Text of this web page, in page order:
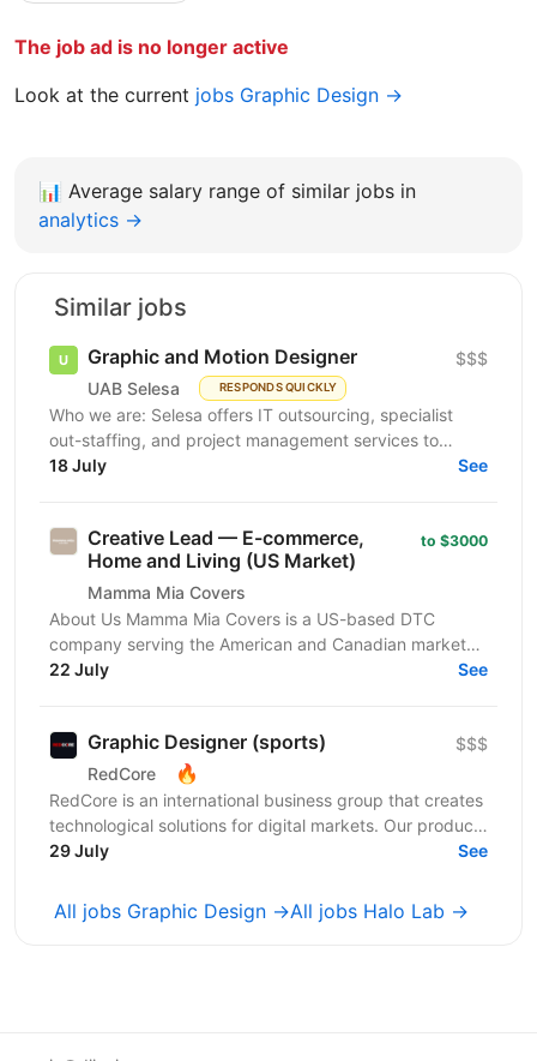
The job ad is no longer active
Look at the current jobs Graphic Design →
📊 Average salary range of similar jobs in
analytics →
Similar jobs
Graphic and Motion Designer
UAB Selesa RESPONDS QUICKLY
$$$
Who we are: Selesa offers IT outsourcing, specialist
out-staffing, and project management services to
enhance business operations. We focus on providing...
18 July See
Creative Lead — E-commerce,
Home and Living (US Market)
Mamma Mia Covers
to $3000
About Us Mamma Mia Covers is a US-based DTC
company serving the American and Canadian markets,
and the exclusive distributor of the Italian brand
22 July See
Graphic Designer (sports)
RedCore 🔥
$$$
RedCore is an international business group that creates
technological solutions for digital markets. Our products
and services cover fintech, marketing,...
29 July See
All jobs Graphic Design →All jobs Halo Lab →